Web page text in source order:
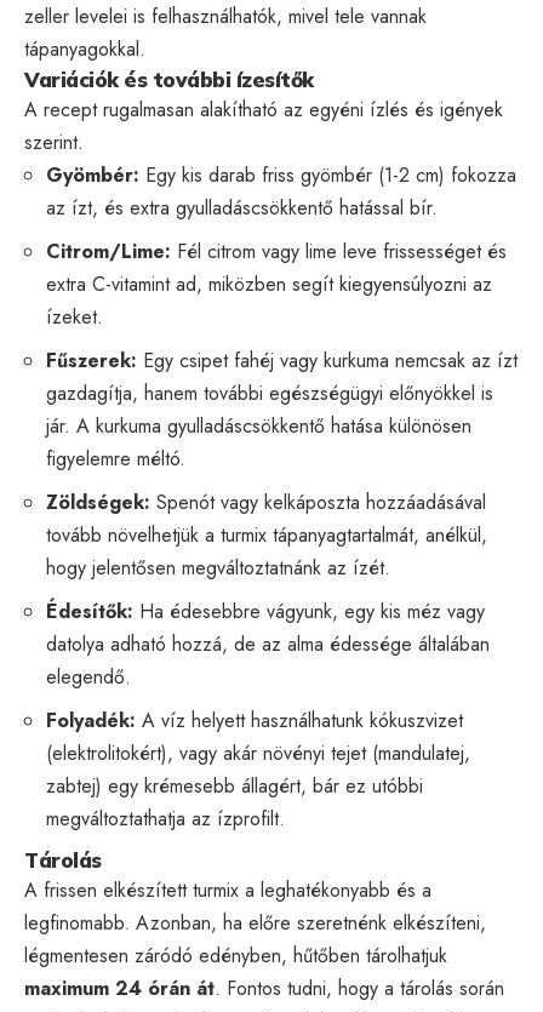
zeller levelei is felhasználhatók, mivel tele vannak
tápanyagokkal.
Variációk és további ízesítők
A recept rugalmasan alakítható az egyéni ízlés és igények
szerint.
Gyömbér: Egy kis darab friss gyömbér (1-2 cm) fokozza
az ízt, és extra gyulladáscsökkentő hatással bír.
Citrom/Lime: Fél citrom vagy lime leve frissességet és
extra C-vitamint ad, miközben segít kiegyensúlyozni az
ízeket.
Fűszerek: Egy csipet fahéj vagy kurkuma nemcsak az ízt
gazdagítja, hanem további egészségügyi előnyökkel is
jár. A kurkuma gyulladáscsökkentő hatása különösen
figyelemre méltó.
Zöldségek: Spenót vagy kelkáposzta hozzáadásával
tovább növelhetjük a turmix tápanyagtartalmát, anélkül,
hogy jelentősen megváltoztatnánk az ízét.
Édesítők: Ha édesebbre vágyunk, egy kis méz vagy
datolya adható hozzá, de az alma édessége általában
elegendő.
Folyadék: A víz helyett használhatunk kókuszvizet
(elektrolitokért), vagy akár növényi tejet (mandulatej,
zabtej) egy krémesebb állagért, bár ez utóbbi
megváltoztathatja az ízprofilt.
Tárolás
A frissen elkészített turmix a leghatékonyabb és a
legfinomabb. Azonban, ha előre szeretnénk elkészíteni,
légmentesen záródó edényben, hűtőben tárolhatjuk
maximum 24 órán át. Fontos tudni, hogy a tárolás során